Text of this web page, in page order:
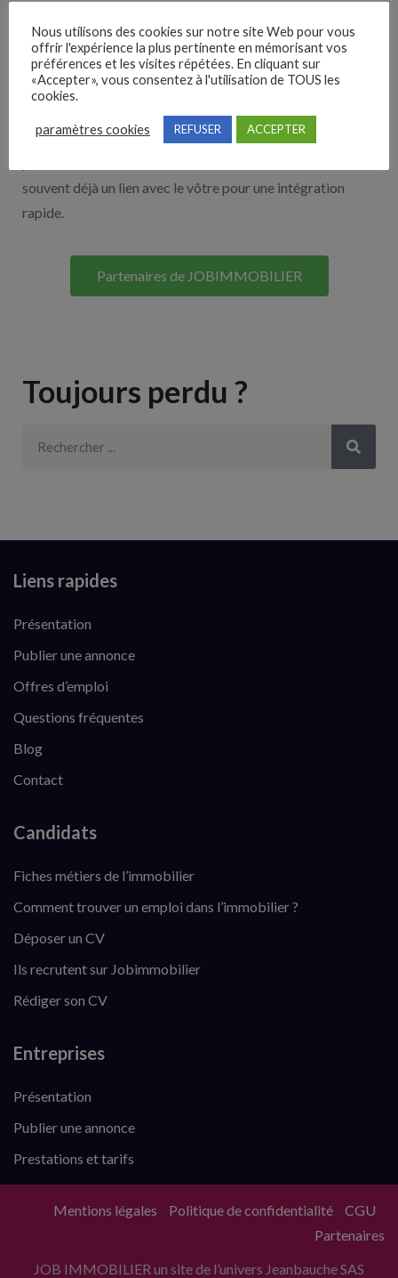
Nos solutions entreprises
Découvrez nos partenaires ! Moteurs de recherches,
multidiffuseurs, sites payant… nombreux sont nos
souvent déjà un lien avec le vôtre pour une intégration
rapide.
Partenaires de JOBIMMOBILIER
Toujours perdu ?
Liens rapides
Présentation
Publier une annonce
Offres d’emploi
Questions fréquentes
Blog
Contact
Candidats
Fiches métiers de l’immobilier
Comment trouver un emploi dans l’immobilier ?
Déposer un CV
Ils recrutent sur Jobimmobilier
Rédiger son CV
Entreprises
Présentation
Publier une annonce
Prestations et tarifs
JOB IMMOBILIER un site de l’univers Jeanbauche SAS
Mentions légales Politique de confidentialité
CGU
Partenaires
Nous utilisons des cookies sur notre site Web pour vous
offrir l'expérience la plus pertinente en mémorisant vos
préférences et les visites répétées. En cliquant sur
«Accepter», vous consentez à l'utilisation de TOUS les
cookies.
paramètres cookies REFUSER ACCEPTER